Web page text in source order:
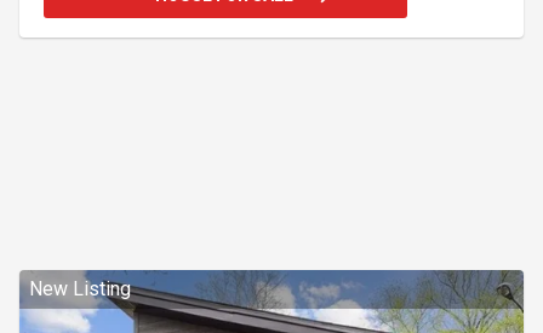
revêtement de qualité, ainsi que son aménagement
New Listing